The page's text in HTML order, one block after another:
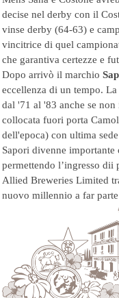
decise nel derby con il
vinse derby (64-63) e
vincitrice di quel
che garantiva certezze e
Dopo arrivò il marchio
eccellenza di un tempo.
dal '71 al '83 anche se
collocata fuori porta
dell'epoca) con ultima
Sapori divenne importante
permettendo l’ingresso dii
Allied Breweries Limited
nuovo millennio a far